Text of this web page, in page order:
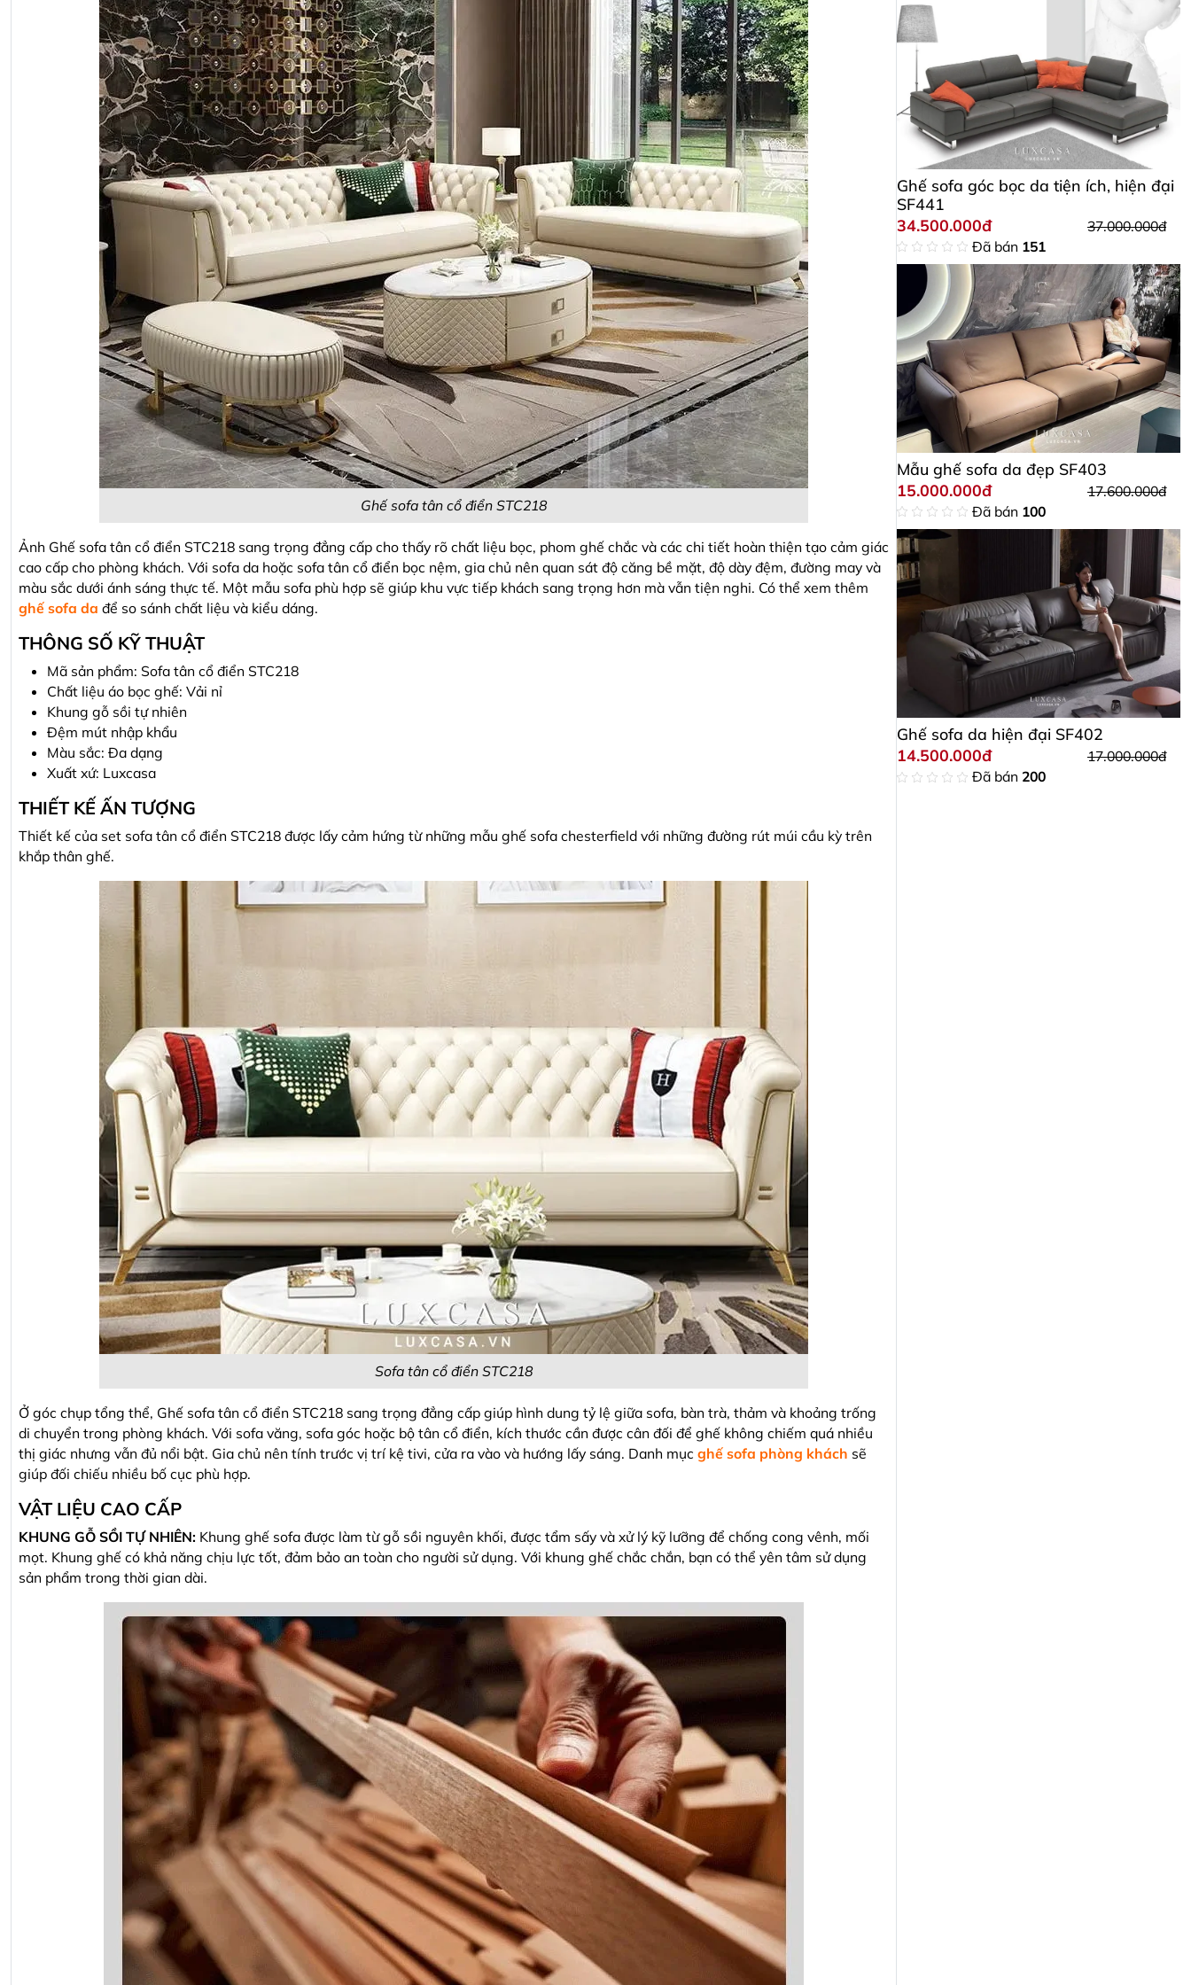
Ghế sofa tân cổ điển STC218
Ảnh Ghế sofa tân cổ điển STC218 sang trọng đẳng cấp cho thấy rõ chất liệu bọc, phom ghế chắc và các chi tiết hoàn thiện tạo cảm giác
cao cấp cho phòng khách. Với sofa da hoặc sofa tân cổ điển bọc nệm, gia chủ nên quan sát độ căng bề mặt, độ dày đệm, đường may và
màu sắc dưới ánh sáng thực tế. Một mẫu sofa phù hợp sẽ giúp khu vực tiếp khách sang trọng hơn mà vẫn tiện nghi. Có thể xem thêm
ghế sofa da để so sánh chất liệu và kiểu dáng.
THÔNG SỐ KỸ THUẬT
Mã sản phẩm: Sofa tân cổ điển STC218
Chất liệu áo bọc ghế: Vải nỉ
Khung gỗ sồi tự nhiên
Đệm mút nhập khẩu
Màu sắc: Đa dạng
Xuất xứ: Luxcasa
THIẾT KẾ ẤN TƯỢNG
Thiết kế của set sofa tân cổ điển STC218 được lấy cảm hứng từ những mẫu ghế sofa chesterfield với những đường rút múi cầu kỳ trên
khắp thân ghế.
Sofa tân cổ điển STC218
Ở góc chụp tổng thể, Ghế sofa tân cổ điển STC218 sang trọng đẳng cấp giúp hình dung tỷ lệ giữa sofa, bàn trà, thảm và khoảng trống
di chuyển trong phòng khách. Với sofa văng, sofa góc hoặc bộ tân cổ điển, kích thước cần được cân đối để ghế không chiếm quá nhiều
thị giác nhưng vẫn đủ nổi bật. Gia chủ nên tính trước vị trí kệ tivi, cửa ra vào và hướng lấy sáng. Danh mục ghế sofa phòng khách sẽ
giúp đối chiếu nhiều bố cục phù hợp.
VẬT LIỆU CAO CẤP
KHUNG GỖ SỒI TỰ NHIÊN: Khung ghế sofa được làm từ gỗ sồi nguyên khối, được tẩm sấy và xử lý kỹ lưỡng để chống cong vênh, mối
mọt. Khung ghế có khả năng chịu lực tốt, đảm bảo an toàn cho người sử dụng. Với khung ghế chắc chắn, bạn có thể yên tâm sử dụng
sản phẩm trong thời gian dài.
Ghế sofa góc bọc da tiện ích, hiện đại
SF441
34.500.000đ
37.000.000đ
Đã bán 151
Mẫu ghế sofa da đẹp SF403
15.000.000đ
17.600.000đ
Đã bán 100
Ghế sofa da hiện đại SF402
14.500.000đ
17.000.000đ
Đã bán 200